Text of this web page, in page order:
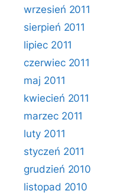
wrzesień 2011
sierpień 2011
lipiec 2011
czerwiec 2011
maj 2011
kwiecień 2011
marzec 2011
luty 2011
styczeń 2011
grudzień 2010
listopad 2010